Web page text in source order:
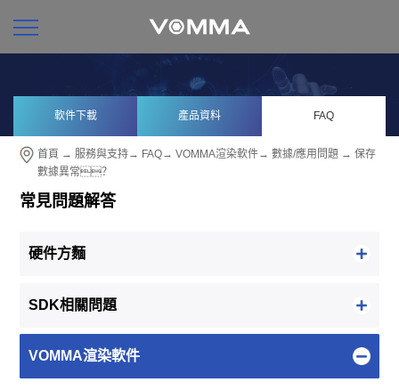
軟件下載 產品資料 FAQ
首頁 →服務與支持→ FAQ→VOMMA渲染軟件→數據/應用問題 → 保存
數據異常？
常見問題解答
硬件方麵
SDK相關問題
VOMMA渲染軟件